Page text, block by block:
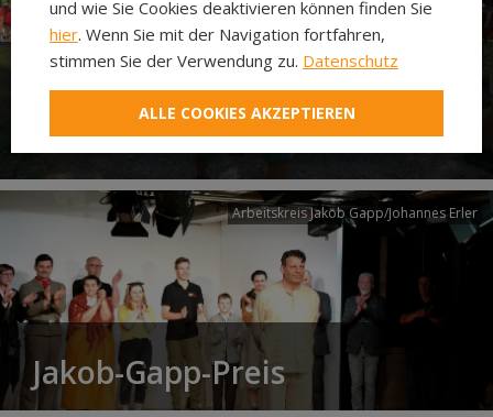
Neuer Pilgerweg Via
Laudato si’
Arbeitskreis Jakob Gapp/Johannes Erler
Jakob-Gapp-Preis
und wie Sie Cookies deaktivieren können finden Sie
hier. Wenn Sie mit der Navigation fortfahren,
stimmen Sie der Verwendung zu. Datenschutz
ALLE COOKIES AKZEPTIEREN